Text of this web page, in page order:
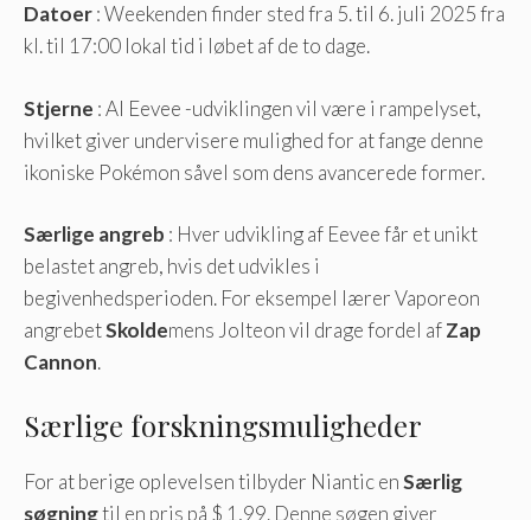
Datoer: Weekenden finder sted fra 5. til 6. juli 2025 fra
kl. til 17:00 lokal tid i løbet af de to dage.
Stjerne : Al Eevee -udviklingen vil være i rampelyset,
hvilket giver undervisere mulighed for at fange denne
ikoniske Pokémon såvel som dens avancerede former.
Særlige angreb : Hver udvikling af Eevee får et unikt
belastet angreb, hvis det udvikles i
begivenhedsperioden. For eksempel lærer Vaporeon
angrebetSkoldemens Jolteon vil drage fordel afZap
Cannon.
Særlige forskningsmuligheder
For at berige oplevelsen tilbyder Niantic enSærlig
søgningtil en pris på $ 1,99. Denne søgen giver